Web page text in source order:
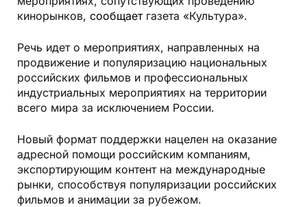
кинорынков, сообщаетгазета «Культура».
Речь идет о мероприятиях, направленных на
продвижение и популяризацию национальных
российских фильмов и профессиональных
индустриальных мероприятиях на территории
всего мира за исключением России.
Новый формат поддержки нацелен на оказание
адресной помощи российским компаниям,
экспортирующим контент на международные
рынки, способствуя популяризации российских
фильмов и анимации за рубежом.